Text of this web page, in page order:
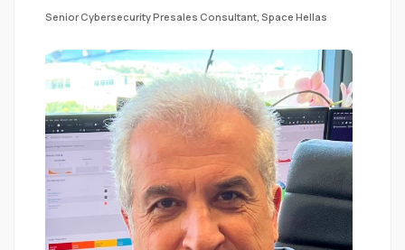
Senior Cybersecurity Presales Consultant, Space Hellas